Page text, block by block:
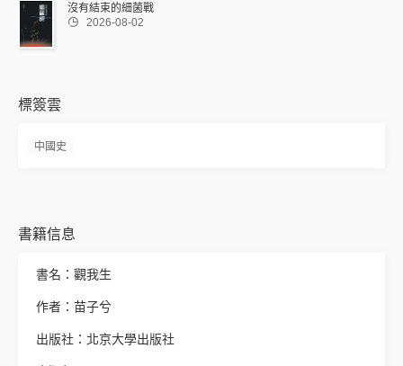
沒有結束的細菌戰
 2026-08-02
標簽雲
中國史
書籍信息
書名：觀我生
作者：苗子兮
出版社：北京大學出版社